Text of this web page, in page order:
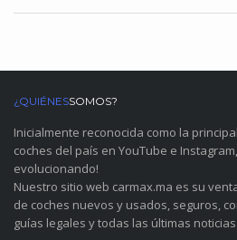
¿QUIÉNESSOMOS?
Inicialmente reconocida como la
coches del país en YouTube e
evolucionando!
Nuestro sitio web carmax.ma es su
de coches nuevos y usados, seguros,
guías legales y todas las últimas